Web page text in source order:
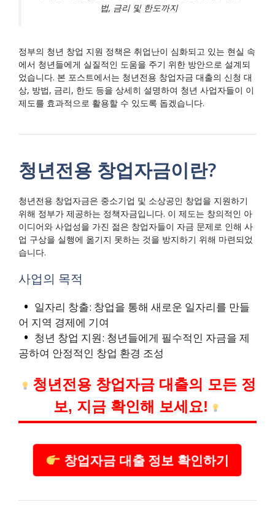
법, 금리 및 한도까지
정부의 청년 창업 지원 정책은 취업난이 심화되고 있는 현실 속
에서 청년들에게 실질적인 도움을 주기 위한 방안으로 설계되
었습니다. 본 포스트에서는 청년전용 창업자금 대출의 신청 대
상, 방법, 금리, 한도 등을 상세히 설명하여 청년 사업자들이 이
제도를 효과적으로 활용할 수 있도록 돕겠습니다.
청년전용 창업자금이란?
청년전용 창업자금은 중소기업 및 소상공인 창업을 지원하기
위해 정부가 제공하는 정책자금입니다. 이 제도는 창의적인 아
이디어와 사업성을 가진 젊은 창업자들이 자금 문제로 인해 사
업 구상을 실행에 옮기지 못하는 것을 방지하기 위해 마련되었
습니다.
사업의 목적
일자리 창출: 창업을 통해 새로운 일자리를 만들
어 지역 경제에 기여
청년 창업 지원: 청년들에게 필수적인 자금을 제
공하여 안정적인 창업 환경 조성
청년전용 창업자금 대출의 모든 정
보, 지금 확인해 보세요!
창업자금 대출 정보 확인하기